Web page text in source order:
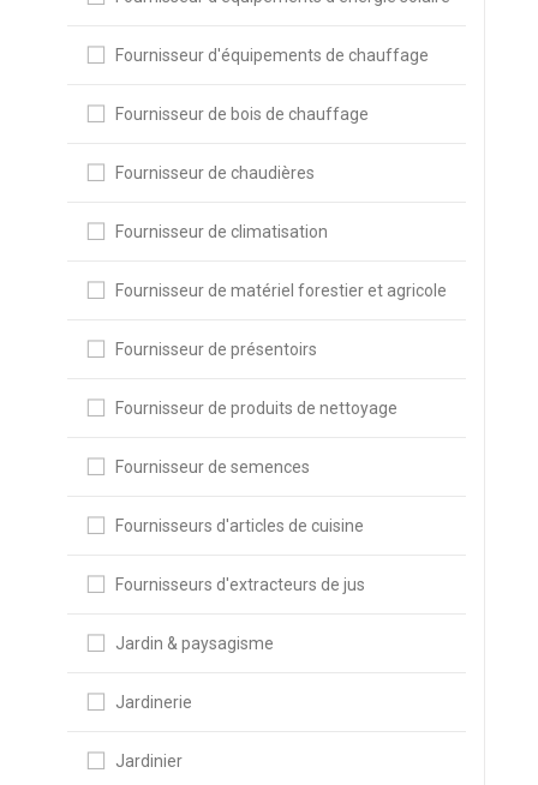
Fournisseur d'équipements de chauffage
Fournisseur de bois de chauffage
Fournisseur de chaudières
Fournisseur de climatisation
Fournisseur de matériel forestier et agricole
Fournisseur de présentoirs
Fournisseur de produits de nettoyage
Fournisseur de semences
Fournisseurs d'articles de cuisine
Fournisseurs d'extracteurs de jus
Jardin & paysagisme
Jardinerie
Jardinier